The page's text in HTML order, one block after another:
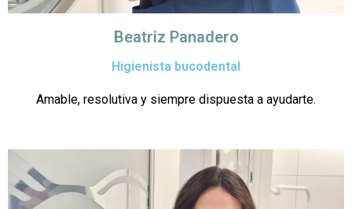
Beatriz Panadero
Higienista bucodental
Amable, resolutiva y siempre dispuesta a ayudarte.